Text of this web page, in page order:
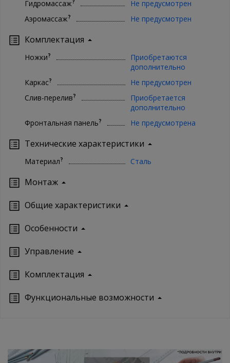
Гидромассаж
Не предусмотрен
Аэромассаж? Не предусмотрен
Комплектация
Ножки?
Приобретаются
дополнительно
Каркас?
Не предусмотрен
Слив-перелив?
Приобретается
дополнительно
Фронтальная панель? Не предусмотрена
Технические характеристики
Материал? Сталь
Монтаж
Oбщие характеристики
Особенности
Управление
Кoмплектация
Функциональные возможности